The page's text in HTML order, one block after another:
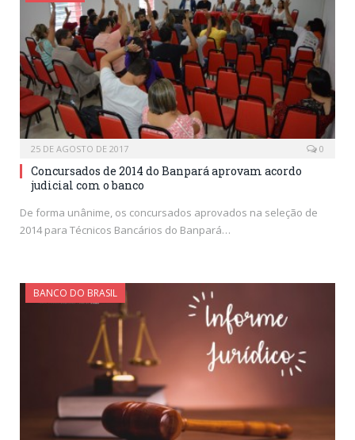
25 DE AGOSTO DE 2017 0
Concursados de 2014 do Banpará aprovam acordo
judicial com o banco
De forma unânime, os concursados aprovados na seleção de
2014 para Técnicos Bancários do Banpará…
BANCO DO BRASIL